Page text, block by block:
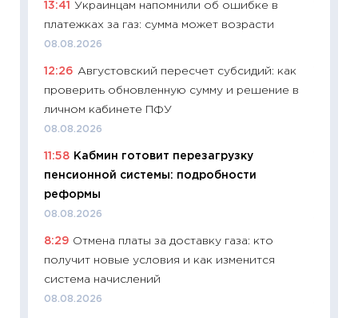
13:41
Украинцам напомнили об ошибке в
платежках за газ: сумма может возрасти
08.08.2026
12:26 Августовский пересчет субсидий: как
проверить обновленную сумму и решение в
личном кабинете ПФУ
08.08.2026
11:58 Кабмин готовит перезагрузку
пенсионной системы: подробности
реформы
08.08.2026
8:29 Отмена платы за доставку газа: кто
получит новые условия и как изменится
система начислений
08.08.2026